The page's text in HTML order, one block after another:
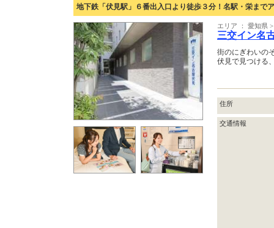
地下鉄「伏見駅」６番出入口より徒歩３分！名駅・栄まで
エリア ： 愛知県
三交イン名
街のにぎわいの
伏見で見つける
住所
交通情報